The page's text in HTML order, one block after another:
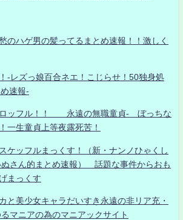
のハゲ男の髪ってるまとめ速報！！激しく
-レズっ娘百合ネエ！こじらせ！50独身処
速報-
ロッフル！！ 永遠の無職童貞- ぼっちな
一生童貞上等夜露死苦！
ケッフルまっくす！（新・ナンノひゃくし
ぬさん的まとめ速報） 話題な事件からおも
まっくす
と美少女キャラだいすき永遠の非リア充・
マニアの為のマニアックサイト